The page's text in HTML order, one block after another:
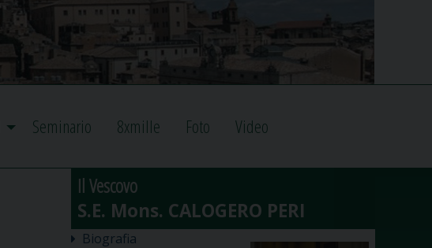
Seminario 8xmille Foto Video
Il Vescovo
Biografia